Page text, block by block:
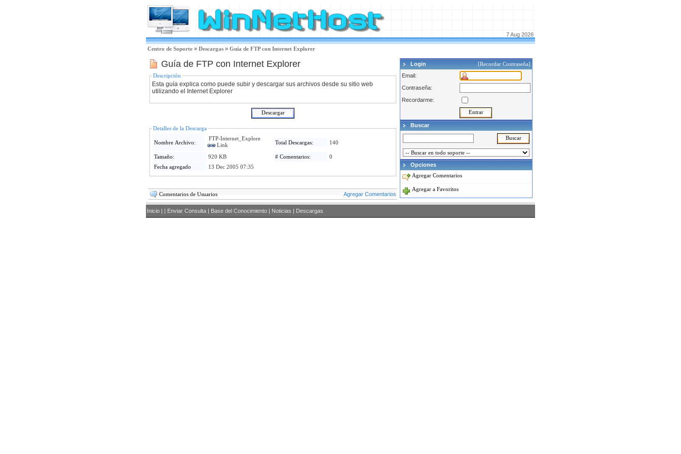
7 Aug 2026
Centro de Soporte » Descargas » Guía de FTP con Internet Explorer
Guía de FTP con Internet Explorer
Descripción
Esta guía explica como puede subir y descargar sus archivos desde su sitio web
utilizando el Internet Explorer
Detalles de la Descarga
Nombre Archivo:
FTP-Internet_Explore
Link
Total Descargas: 140
Tamaño: 920 KB # Comentarios:
0
Fecha agregado
13 Dec 2005 07:35
Comentarios de Usuarios Agregar Comentarios
Login
[Recordar Contraseña]
Email:
Contraseña:
Recordarme:
Buscar
Opciones
Agregar Comentarios
Agregar a Favoritos
Inicio | | Enviar Consulta | Base del Conocimiento | Noticias | Descargas